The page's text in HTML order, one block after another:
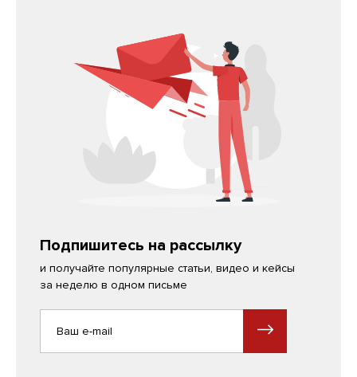
Подпишитесь на рассылку
и получайте популярные статьи, видео и кейсы
за неделю в одном письме